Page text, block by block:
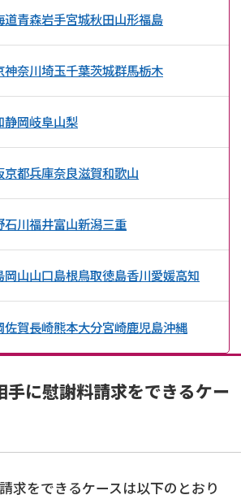
道青森岩手宮城秋田山形福島
神奈川埼玉千葉茨城群馬栃木
静岡岐阜山梨
京都兵庫奈良滋賀和歌山
石川福井富山新潟三重
岡山山口島根鳥取徳島香川愛媛高知
佐賀長崎熊本大分宮崎鹿児島沖縄
手に慰謝料請求をできるケー
求をできるケースは以下のとおり